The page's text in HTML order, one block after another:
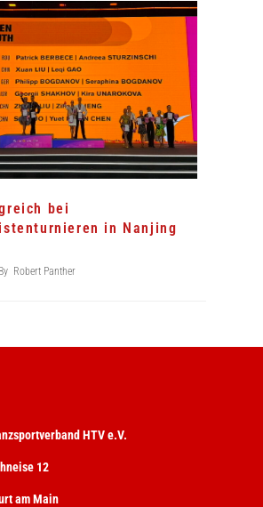
bei
in Nanjing
By Robert Panther
HTV e.V.
12
am Main